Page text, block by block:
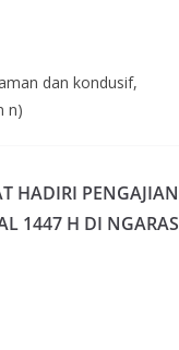
dan kondusif,
n)
HADIRI PENGAJIAN
1447 H DI NGARAS